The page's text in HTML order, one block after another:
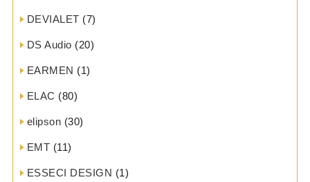
DEVIALET (7)
DS Audio (20)
EARMEN (1)
ELAC (80)
elipson (30)
EMT (11)
ESSECI DESIGN (1)